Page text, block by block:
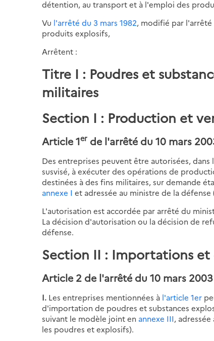
détention, au transport et à l'emploi des
Vu l'arrêté du 3 mars 1982, modifié par l'arrêté
produits explosifs,
Arrêtent :
Titre I : Poudres et
militaires
Section I : Production et
Article 1er de l'arrêté du 10 mars
Des entreprises peuvent être autorisées, dans
susvisé, à exécuter des opérations de
destinées à des fins militaires, sur demande
annexe I et adressée au ministre de la
L'autorisation est accordée par arrêté du
La décision d'autorisation ou la décision de
défense.
Section II : Importations
Article 2 de l'arrêté du 10 mars 2003
I. Les entreprises mentionnées à l'article 1er
d'importation de poudres et substances
suivant le modèle joint en annexe III,
les poudres et explosifs).